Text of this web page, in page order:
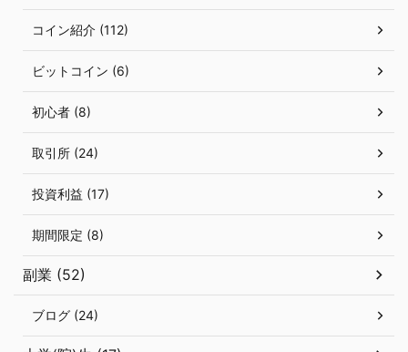
コイン紹介 (112)
ビットコイン (6)
初心者 (8)
取引所 (24)
投資利益 (17)
期間限定 (8)
副業 (52)
ブログ (24)